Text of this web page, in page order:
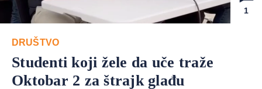
1
DRUŠTVO
Studenti koji žele da uče traže
Oktobar 2 za štrajk glađu